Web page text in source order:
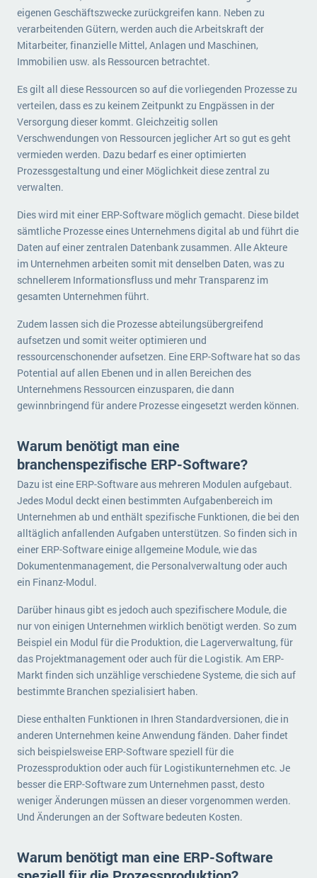
eigenen Geschäftszwecke zurückgreifen kann. Neben zu
verarbeitenden Gütern, werden auch die Arbeitskraft der
Mitarbeiter, finanzielle Mittel, Anlagen und Maschinen,
Immobilien usw. als Ressourcen betrachtet.
Es gilt all diese Ressourcen so auf die vorliegenden Prozesse zu
verteilen, dass es zu keinem Zeitpunkt zu Engpässen in der
Versorgung dieser kommt. Gleichzeitig sollen
Verschwendungen von Ressourcen jeglicher Art so gut es geht
vermieden werden. Dazu bedarf es einer optimierten
Prozessgestaltung und einer Möglichkeit diese zentral zu
verwalten.
Dies wird mit einer ERP-Software möglich gemacht. Diese bildet
sämtliche Prozesse eines Unternehmens digital ab und führt die
Daten auf einer zentralen Datenbank zusammen. Alle Akteure
im Unternehmen arbeiten somit mit denselben Daten, was zu
schnellerem Informationsfluss und mehr Transparenz im
gesamten Unternehmen führt.
Zudem lassen sich die Prozesse abteilungsübergreifend
aufsetzen und somit weiter optimieren und
ressourcenschonender aufsetzen. Eine ERP-Software hat so das
Potential auf allen Ebenen und in allen Bereichen des
Unternehmens Ressourcen einzusparen, die dann
gewinnbringend für andere Prozesse eingesetzt werden können.
Warum benötigt man eine
branchenspezifische ERP-Software?
Dazu ist eine ERP-Software aus mehreren Modulen aufgebaut.
Jedes Modul deckt einen bestimmten Aufgabenbereich im
Unternehmen ab und enthält spezifische Funktionen, die bei den
alltäglich anfallenden Aufgaben unterstützen. So finden sich in
einer ERP-Software einige allgemeine Module, wie das
Dokumentenmanagement, die Personalverwaltung oder auch
ein Finanz-Modul.
Darüber hinaus gibt es jedoch auch spezifischere Module, die
nur von einigen Unternehmen wirklich benötigt werden. So zum
Beispiel ein Modul für die Produktion, die Lagerverwaltung, für
das Projektmanagement oder auch für die Logistik. Am ERP-
Markt finden sich unzählige verschiedene Systeme, die sich auf
bestimmte Branchen spezialisiert haben.
Diese enthalten Funktionen in Ihren Standardversionen, die in
anderen Unternehmen keine Anwendung fänden. Daher findet
sich beispielsweise ERP-Software speziell für die
Prozessproduktion oder auch für Logistikunternehmen etc. Je
besser die ERP-Software zum Unternehmen passt, desto
weniger Änderungen müssen an dieser vorgenommen werden.
Und Änderungen an der Software bedeuten Kosten.
Warum benötigt man eine ERP-Software